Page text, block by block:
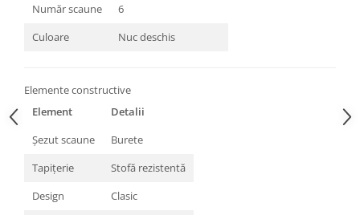
Număr scaune
6
Culoare
Nuc deschis
Elemente constructive
Element
Detalii
Șezut scaune
Burete
Tapițerie
Stofă rezistentă
Design
Clasic